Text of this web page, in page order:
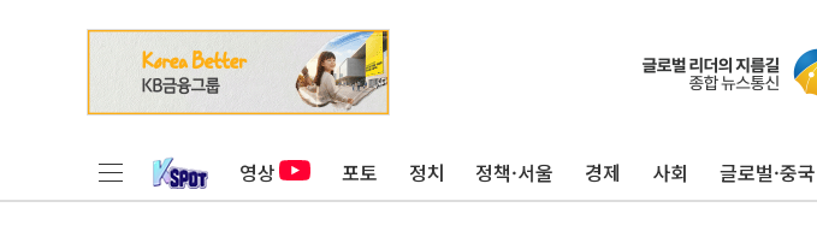
영상 포토 정치 정책·서울 경제 사회 글로벌·중국
이란의
美 고용
뉴욕증시
[종합] 美